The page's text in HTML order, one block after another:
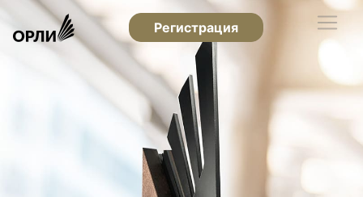
Регистрация